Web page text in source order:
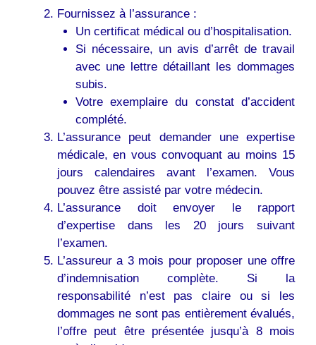
Fournissez à l’assurance :
Un certificat médical ou d’hospitalisation.
Si nécessaire, un avis d’arrêt de travail
avec une lettre détaillant les dommages
subis.
Votre exemplaire du constat d’accident
complété.
L’assurance peut demander une expertise
médicale, en vous convoquant au moins 15
jours calendaires avant l’examen. Vous
pouvez être assisté par votre médecin.
L’assurance doit envoyer le rapport
d’expertise dans les 20 jours suivant
l’examen.
L’assureur a 3 mois pour proposer une offre
d’indemnisation complète. Si la
responsabilité n’est pas claire ou si les
dommages ne sont pas entièrement évalués,
l’offre peut être présentée jusqu’à 8 mois